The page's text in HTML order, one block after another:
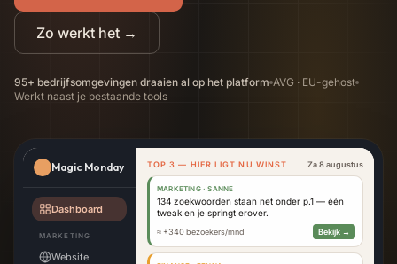
Zo werkt het →
95+ bedrijfsomgevingen draaien al op het platform AVG · EU-gehost
Werkt naast je bestaande tools
Magic Monday
Dashboard
MARKETING
Website
TOP 3 — HIER LIGT NU WINST Za 8 augustus
MARKETING · SANNE
134 zoekwoorden staan net onder p.1 — één
tweak en je springt erover.
≈ +340 bezoekers/mnd Bekijk →